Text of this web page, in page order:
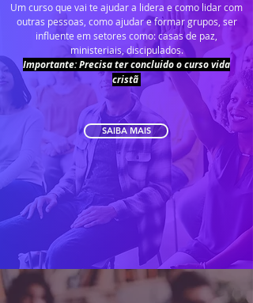
Um curso que vai te ajudar a lidera e como lidar com
outras pessoas, como ajudar e formar grupos, ser
influente em setores como: casas de paz,
ministeriais, discipulados.
Importante: Precisa ter concluido o curso vida
cristã
SAIBA MAIS